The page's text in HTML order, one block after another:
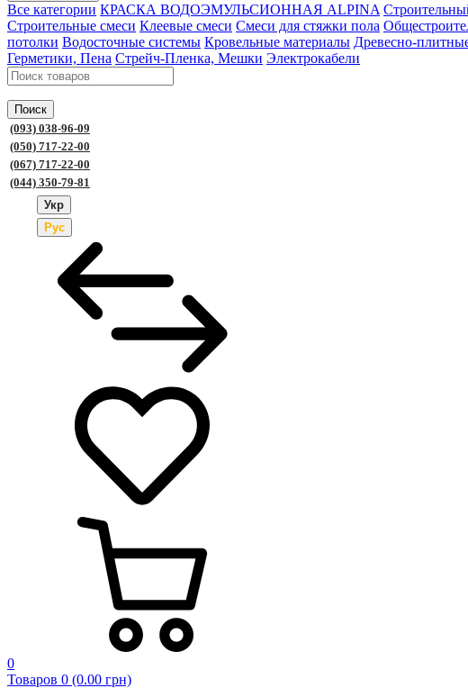
Все категории КРАСКА ВОДОЭМУЛЬСИОННАЯ ALPINA
Строительные смеси Клеевые смеси Смеси для стяжки пола
потолки Водосточные системы Кровельные материалы Древесно-
Герметики, Пена Стрейч-Пленка, Мешки Электрокабели
Поиск
(093) 038-96-09
(050) 717-22-00
(067) 717-22-00
(044) 350-79-81
Укр
Рус
0
Товаров 0 (0.00 грн)